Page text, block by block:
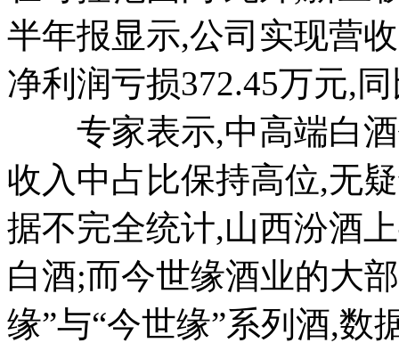
半年报显示,公司实现营
净利润亏损372.45万元,
专家表示,中高端白酒
收入中占比保持高位,无
据不完全统计,山西汾酒
白酒;而今世缘酒业的大
缘”与“今世缘”系列酒,数